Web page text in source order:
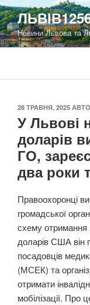
Перейти
до
вмістуНовини Львова та
ОПУБЛІКОВАНО
28 ТРАВНЯ, 2025
У Львові
доларів
ГО,
два роки
Правоохоронці
громадської
схему отримання
доларів США він
посадовців
(МСЕК) та
отримати
мобілізації. Про